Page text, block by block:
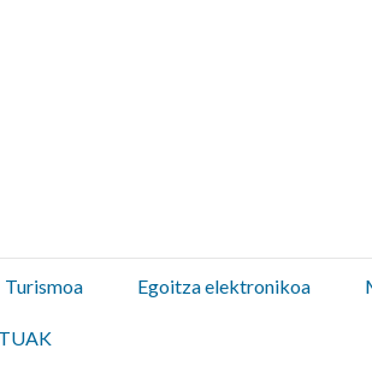
Turismoa Egoitza elektronikoa